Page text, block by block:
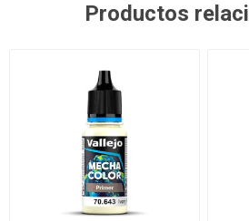
Productos